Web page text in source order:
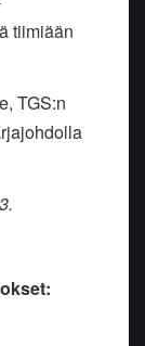
tiimiään
TGS:n